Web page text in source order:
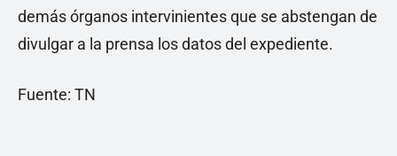
demás órganos intervinientes que se abstengan de
divulgar a la prensa los datos del expediente.
Fuente: TN